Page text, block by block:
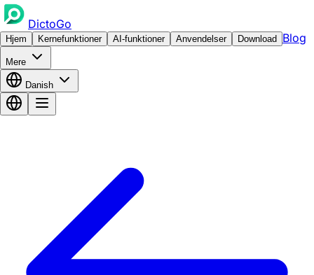
DictoGo
Hjem Kernefunktioner AI-funktioner Anvendelser Download Blog
Mere
Danish